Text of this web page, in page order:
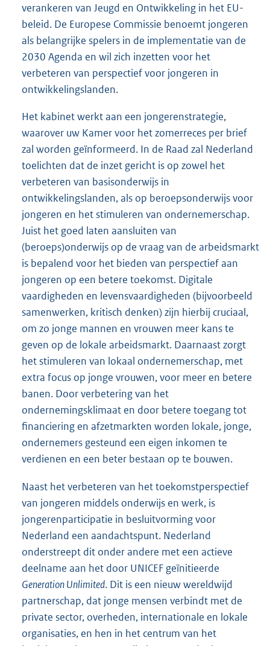
verankeren van Jeugd en Ontwikkeling in het EU-
beleid. De Europese Commissie benoemt jongeren
als belangrijke spelers in de implementatie van de
2030 Agenda en wil zich inzetten voor het
verbeteren van perspectief voor jongeren in
ontwikkelingslanden.
Het kabinet werkt aan een jongerenstrategie,
waarover uw Kamer voor het zomerreces per brief
zal worden geïnformeerd. In de Raad zal Nederland
toelichten dat de inzet gericht is op zowel het
verbeteren van basisonderwijs in
ontwikkelingslanden, als op beroepsonderwijs voor
jongeren en het stimuleren van ondernemerschap.
Juist het goed laten aansluiten van
(beroeps)onderwijs op de vraag van de arbeidsmarkt
is bepalend voor het bieden van perspectief aan
jongeren op een betere toekomst. Digitale
vaardigheden en levensvaardigheden (bijvoorbeeld
samenwerken, kritisch denken) zijn hierbij cruciaal,
om zo jonge mannen en vrouwen meer kans te
geven op de lokale arbeidsmarkt. Daarnaast zorgt
het stimuleren van lokaal ondernemerschap, met
extra focus op jonge vrouwen, voor meer en betere
banen. Door verbetering van het
ondernemingsklimaat en door betere toegang tot
financiering en afzetmarkten worden lokale, jonge,
ondernemers gesteund een eigen inkomen te
verdienen en een beter bestaan op te bouwen.
Naast het verbeteren van het toekomstperspectief
van jongeren middels onderwijs en werk, is
jongerenparticipatie in besluitvorming voor
Nederland een aandachtspunt. Nederland
onderstreept dit onder andere met een actieve
deelname aan het door UNICEF geïnitieerde
Generation Unlimited. Dit is een nieuw wereldwijd
partnerschap, dat jonge mensen verbindt met de
private sector, overheden, internationale en lokale
organisaties, en hen in het centrum van het